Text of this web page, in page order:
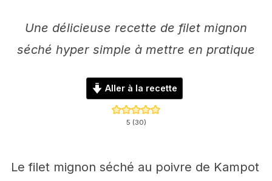
Une délicieuse recette de filet mignon
séché hyper simple à mettre en pratique
Aller à la recette
5 (30)
Le filet mignon séché au poivre de Kampot